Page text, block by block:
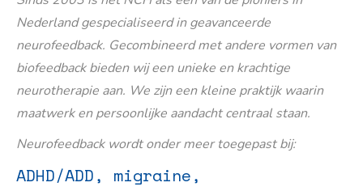
Nederland gespecialiseerd in geavanceerde
neurofeedback. Gecombineerd met andere vormen van
biofeedback bieden wij een unieke en krachtige
neurotherapie aan. We zijn een kleine praktijk waarin
maatwerk en persoonlijke aandacht centraal staan.
Neurofeedback wordt onder meer toegepast bij:
ADHD/ADD, migraine,